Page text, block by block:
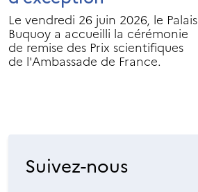
Le vendredi 26 juin 2026, le Palais
Buquoy a accueilli la cérémonie
de remise des Prix scientifiques
de l'Ambassade de France.
Suivez-nous